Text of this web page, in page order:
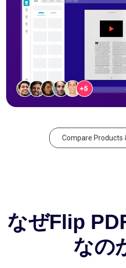
Compare Products
なぜFlip
なの